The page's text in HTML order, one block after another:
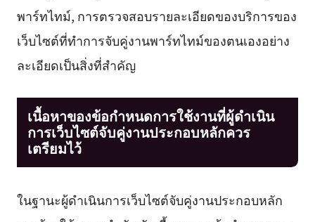
พาร์ทไทม์, การตรวจสอบรายละเอียดของบริการของ
เว็บไซต์ที่ทำการจับคู่งานพาร์ทไทม์ของตนเองอย่าง
ละเอียดเป็นสิ่งที่สำคัญ
เนื้อหาของข้อกำหนดการใช้งานที่ผู้ดำเนิน
การเว็บไซต์จับคู่งานประกอบหลักควร
เตรียมไว้
ในฐานะผู้ดำเนินการเว็บไซต์จับคู่งานประกอบหลัก